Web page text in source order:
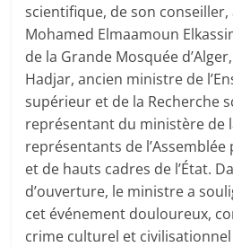
scientifique, de son conseiller,
Mohamed Elmaamoun
de la Grande Mosquée
Hadjar, ancien ministre de
supérieur et de la Recherche
représentant du ministère de
représentants de
et de hauts cadres de l’État.
d’ouverture, le ministre a
cet événement douloureux,
crime culturel et